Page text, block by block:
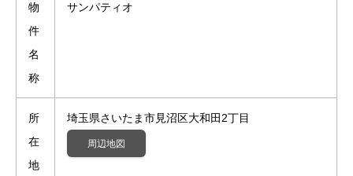
物
件
名
称
サンパティオ
所
在
地
埼玉県さいたま市見沼区大和田2丁目
周辺地図